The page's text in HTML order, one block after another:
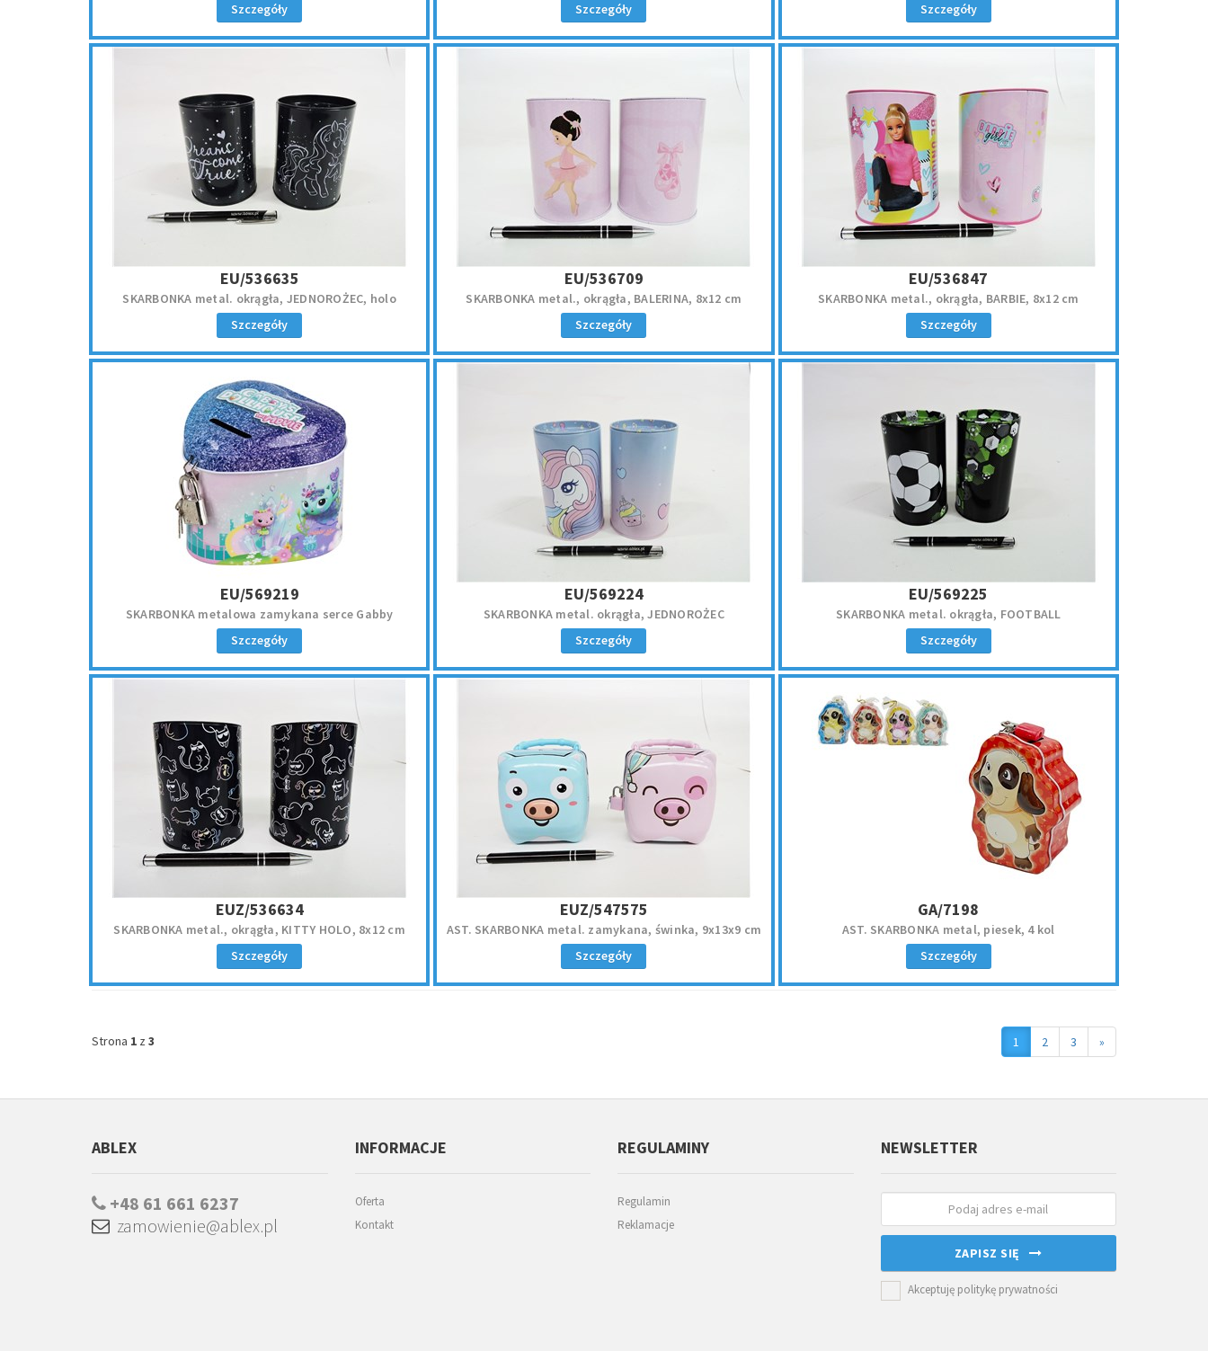
Szczegóły
Szczegóły
Szczegóły
EU/536635
SKARBONKA metal. okrągła, JEDNOROŻEC, holo
Szczegóły
EU/536709
SKARBONKA metal., okrągła, BALERINA, 8x12 cm
Szczegóły
EU/536847
SKARBONKA metal., okrągła, BARBIE, 8x12 cm
Szczegóły
EU/569219
SKARBONKA metalowa zamykana serce Gabby
Szczegóły
EU/569224
SKARBONKA metal. okrągła, JEDNOROŻEC
Szczegóły
EU/569225
SKARBONKA metal. okrągła, FOOTBALL
Szczegóły
EUZ/536634
SKARBONKA metal., okrągła, KITTY HOLO, 8x12 cm
Szczegóły
EUZ/547575
AST. SKARBONKA metal. zamykana, świnka, 9x13x9 cm
Szczegóły
GA/7198
AST. SKARBONKA metal, piesek, 4 kol
Szczegóły
Strona 1 z 3 1 2 3 »
ABLEX
+48 61 661 6237
zamowienie@ablex.pl
INFORMACJE
Oferta
Kontakt
REGULAMINY
Regulamin
Reklamacje
NEWSLETTER
ZAPISZ SIĘ
Akceptuję politykę prywatności